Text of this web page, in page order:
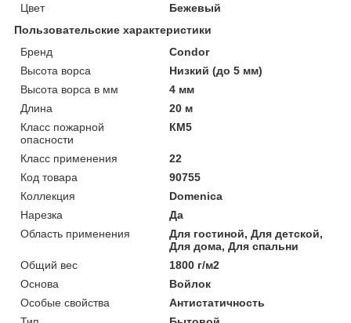
Цвет
Бежевый
Пользовательские характеристики
Бренд
Condor
Высота ворса
Низкий (до 5 мм)
Высота ворса в мм
4 мм
Длина
20 м
Класс пожарной
опасности
КМ5
Класс применения
22
Код товара
90755
Коллекция
Domenica
Нарезка
Да
Область применения
Для гостиной, Для детской,
Для дома, Для спальни
Общий вес
1800 г/м2
Основа
Войлок
Особые свойства
Антистатичность